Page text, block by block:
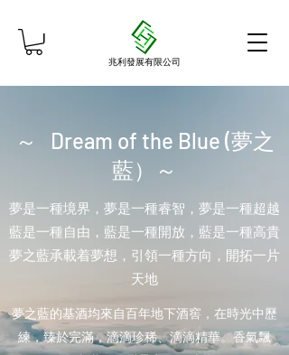
兆利發展有限公司
～ Dream of the Blue (夢之
藍）～
夢是一種境界，夢是一種睿智，夢是一種超越
藍是一種自由，藍是一種開放，藍是一種高貴
夢之藍承載着夢想，引領一種方向，開拓一片
天地
夢之藍的基酒均來自百年地下酒窖，在時光中歷
練，臻於完滿，滴滴珍稀、滴滴精華。香氣飄